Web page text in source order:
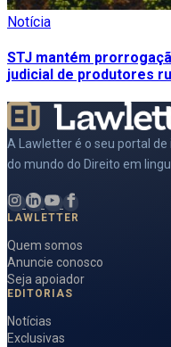
Notícia
STJ mantém
judicial de produtores
A Lawletter é o seu portal
do mundo do Direito em
LAWLETTER
Quem somos
Anuncie conosco
Seja apoiador
EDITORIAS
Notícias
Exclusivas